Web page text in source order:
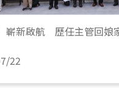
新啟航 歷任主管回娘
22